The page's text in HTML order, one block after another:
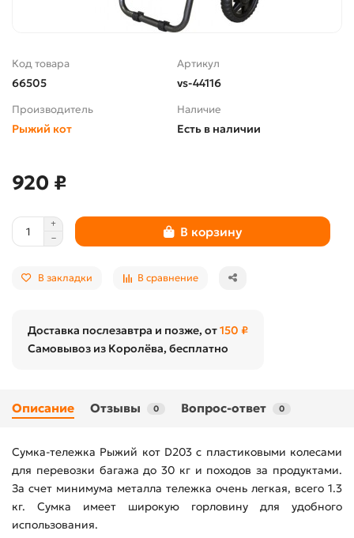
Код товара
66505
Артикул
vs-44116
Производитель
Рыжий кот
Наличие
Есть в наличии
920 ₽
В корзину
В закладки В сравнение
Доставка послезавтра и позже, от150 ₽
Самовывоз из Королёва, бесплатно
Описание Отзывы 0 Вопрос-ответ 0
Сумка-тележка Рыжий кот D203 с пластиковыми колесами
для перевозки багажа до 30 кг и походов за продуктами.
За счет минимума металла тележка очень легкая, всего 1.3
кг. Сумка имеет широкую горловину для удобного
использования.